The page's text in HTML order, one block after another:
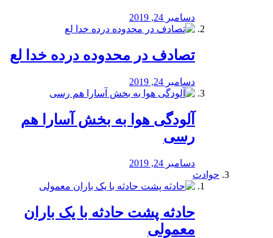
دسامبر 24, 2019
تصادف در محدوده درده خدا لع
دسامبر 24, 2019
آلودگی هوا به بخش آسارا هم
رسی
دسامبر 24, 2019
حوادث
️حادثه پشت حادثه با یک باران
معمولی